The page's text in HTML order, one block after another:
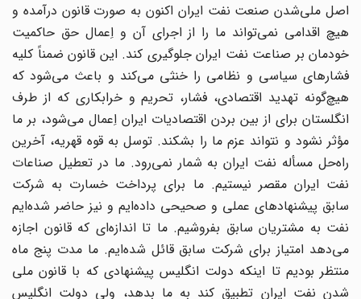
اصل ملی‌شدن صنعت نفت ایران اکنون به صورت قانون درآمده و
هیچ اقدامی نمی‌تواند ما را از اجرای آن و اِعمال حق حاکمیت
خودمان بر صناعت نفت ایران جلوگیری کند. این قانون ضمناً کلیه
فشارهای سیاسی و نظامی را خنثی می‌کند و باعث می‌شود که
هیچ‌گونه تهدید اقتصادی، فشار، تحریم و خرابکاری که از طرف
انگلستان برای از بین بردن اقتصادیات ایران اِعمال می‌شود، بر ما
مؤثر نشود و نتواند عزم ما را بشکند. توسل به قوه قهریه، آخرین
راه‌حل مسأله نفت ایران به شمار نمی‌رود. ما در تعطیل صناعات
نفت ایران مقصر نیستیم. ما برای پرداخت خسارت به شرکت
سابق پیشنهادهای عملی و صحیحی داده‌ایم و نیز حاضر شده‌ایم
نفت به مشتریان سابق بفروشیم. ما تا اندازه‌ای که قانون اجازه
می‌دهد امتیاز برای شرکت سابق قائل شده‌ایم. ما مدت پنج ماه
منتظر بودیم تا اینکه دولت انگلیس پیشنهادی که با قانون ملی
شدن نفت ایران تطبیق کند به ما بدهد، ولی دولت انگلیس